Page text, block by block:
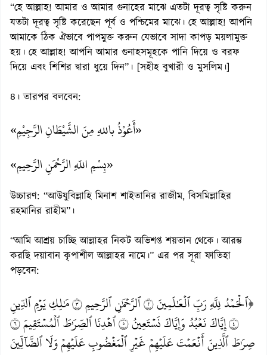
“হে আল্লাহ! আমার ও আমার গুনাহের মাঝে এতটা দূরত্ব সৃষ্টি করুন
যতটা দূরত্ব সৃষ্টি করেছেন পূর্ব ও পশ্চিমের মাঝে। হে আল্লাহ! আপনি
আমাকে ঠিক ঐভাবে পাপমুক্ত করুন যেভাবে সাদা কাপড় ময়লামুক্ত
হয়। হে আল্লাহ! আপনি আমার গুনাহসমূহকে পানি দিয়ে ও বরফ
দিয়ে এবং শিশির দ্বারা ধুয়ে দিন”। [সহীহ বুখারী ও মুসলিম।]
৪। তারপর বলবেন:
«أَعُوْذُ باللهِِ مِنَ الشَّيْطَانِ الرَّجِيْمِ»
«بِسْمِ اللّهِ الرَّحْمَنِ الرَّحِيمِ»
উচ্চারণ: “আউযুবিল্লাহি মিনাশ শাইতানির রাজীম, বিসমিল্লাহির
রহমানির রাহীম”।
“আমি আশ্রয় চাচ্ছি আল্লাহর নিকট অভিশপ্ত শয়তান থেকে। আরম্ভ
করছি দয়াবান কৃপাশীল আল্লাহর নামে।” এর পর সূরা ফাতিহা
পড়বেন:
﴿ٱلۡحَمۡدُ لِلَّهِ رَبِّ ٱلۡعَٰلَمِينَ ٢ ٱلرَّحۡمَٰنِ ٱلرَّحِيمِ ٣ مَٰلِكِ يَوۡمِ ٱلدِّينِ
٤ إِيَّاكَ نَعۡبُدُ وَإِيَّاكَ نَسۡتَعِينُ ٥ ٱهۡدِنَا ٱلصِّرَٰطَ ٱلۡمُسۡتَقِيمَ ٦
صِرَٰطَ ٱلَّذِينَ أَنۡعَمۡتَ عَلَيۡهِمۡ غَيۡرِ ٱلۡمَغۡضُوبِ عَلَيۡهِمۡ وَلَا ٱلضَّآلِّينَ